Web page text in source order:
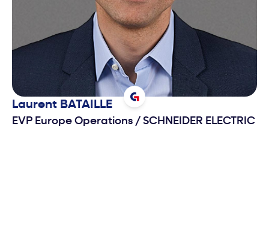
Laurent BATAILLE
EVP Europe Operations / SCHNEIDER ELECTRIC